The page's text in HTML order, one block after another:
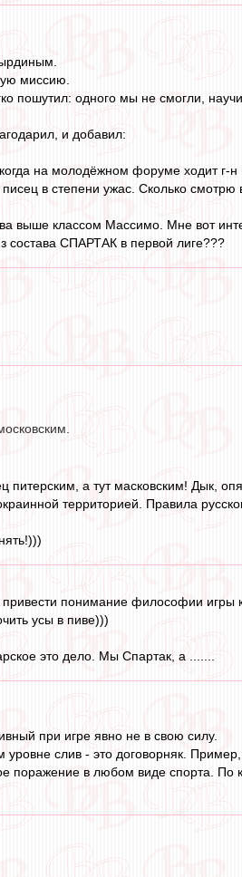
миссию.
пошутил: одного мы не смогли,
и добавил:
на молодёжном форуме ходит г-н
в степени ужас. Сколько смотрю
классом Массимо. Мне вот
состава СПАРТАК в первой лиге???
а тут масковским! Дык,
территорией. Правила
понимание философии
усы в пиве)))
это дело. Мы Спартак, а .......
при игре явно не в свою силу.
слив - это договорняк.
поражение в любом виде спорта. По